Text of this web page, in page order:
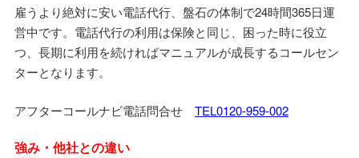
雇うより絶対に安い電話代行、盤石の体制で24時間365日運
営中です。電話代行の利用は保険と同じ、困った時に役立
つ、長期に利用を続ければマニュアルが成長するコールセン
ターとなります。
アフターコールナビ電話問合せ TEL0120-959-002
強み・他社との違い